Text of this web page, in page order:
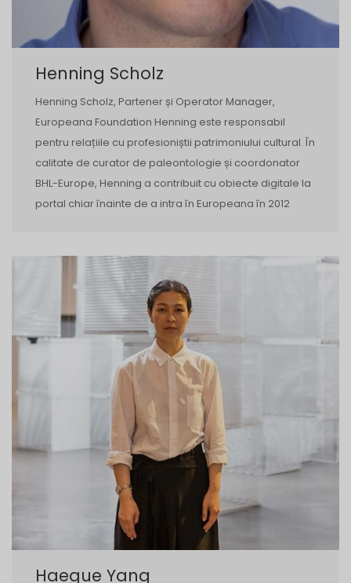
Henning Scholz
Henning Scholz, Partener și Operator Manager,
Europeana Foundation Henning este responsabil
pentru relațiile cu profesioniștii patrimoniului cultural. În
calitate de curator de paleontologie și coordonator
BHL-Europe, Henning a contribuit cu obiecte digitale la
portal chiar înainte de a intra în Europeana în 2012
Haegue Yang